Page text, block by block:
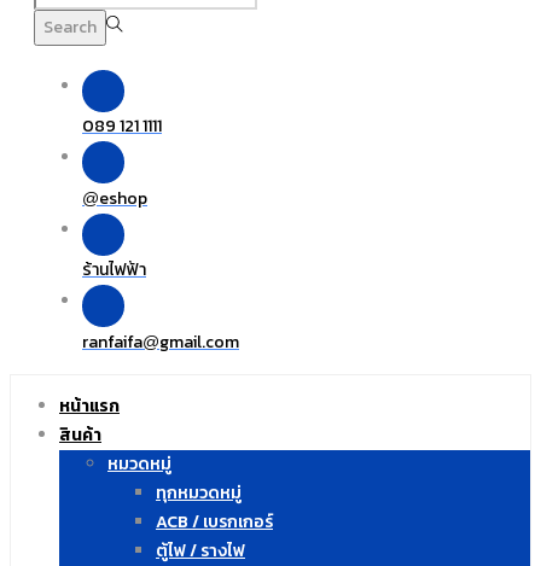
Search
089 121 1111
@eshop
ร้านไฟฟ้า
ranfaifa@gmail.com
หน้าแรก
สินค้า
หมวดหมู่
ทุกหมวดหมู่
ACB / เบรกเกอร์
ตู้ไฟ / รางไฟ